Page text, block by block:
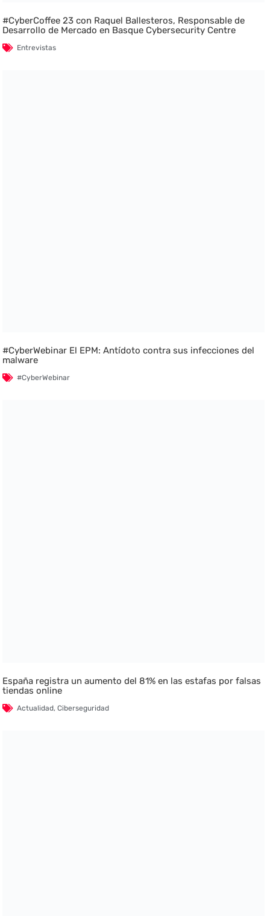
#CyberCoffee 23 con Raquel Ballesteros, Responsable de
Desarrollo de Mercado en Basque Cybersecurity Centre
Entrevistas
#CyberWebinar El EPM: Antídoto contra sus infecciones del
malware
#CyberWebinar
España registra un aumento del 81% en las estafas por falsas
tiendas online
Actualidad,Ciberseguridad